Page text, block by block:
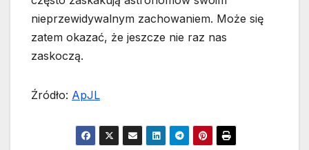
nieprzewidywalnym zachowaniem. Może się
zatem okazać, że jeszcze nie raz nas
zaskoczą.
Źródło: ApJL